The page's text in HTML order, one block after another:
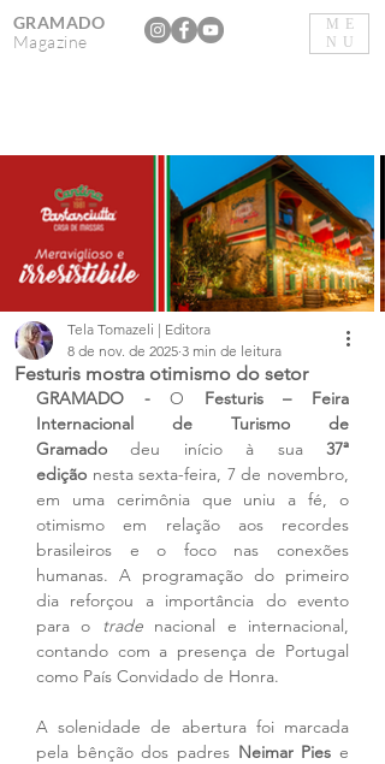
ME
NU
GRAMADO
Magazine
Festuris mostra otimismo do setor
Tela Tomazeli | Editora
8 de nov. de 2025 3 min de leitura
GRAMADO - O Festuris – Feira
Internacional de Turismo de
Gramado deu início à sua 37ª
edição nesta sexta-feira, 7 de novembro,
em uma cerimônia que uniu a fé, o
otimismo em relação aos recordes
brasileiros e o foco nas conexões
humanas. A programação do primeiro
dia reforçou a importância do evento
para o
trade nacional e internacional,
contando com a presença de Portugal
como País Convidado de Honra.
A solenidade de abertura foi marcada
pela bênção dos padres Neimar Pies